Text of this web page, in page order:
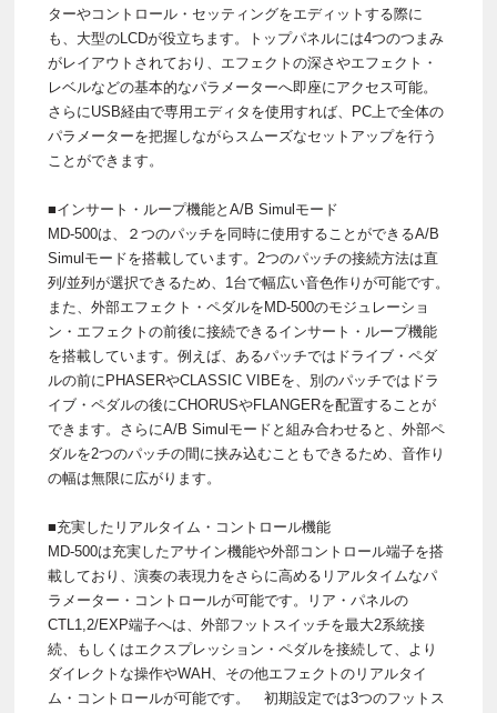
ターやコントロール・セッティングをエディットする際に
も、大型のLCDが役立ちます。トップパネルには4つのつまみ
がレイアウトされており、エフェクトの深さやエフェクト・
レベルなどの基本的なパラメーターへ即座にアクセス可能。
さらにUSB経由で専用エディタを使用すれば、PC上で全体の
パラメーターを把握しながらスムーズなセットアップを行う
ことができます。
■インサート・ループ機能とA/B Simulモード
MD-500は、２つのパッチを同時に使用することができるA/B
Simulモードを搭載しています。2つのパッチの接続方法は直
列/並列が選択できるため、1台で幅広い音色作りが可能です。
また、外部エフェクト・ペダルをMD-500のモジュレーショ
ン・エフェクトの前後に接続できるインサート・ループ機能
を搭載しています。例えば、あるパッチではドライブ・ペダ
ルの前にPHASERやCLASSIC VIBEを、別のパッチではドラ
イブ・ペダルの後にCHORUSやFLANGERを配置することが
できます。さらにA/B Simulモードと組み合わせると、外部ペ
ダルを2つのパッチの間に挟み込むこともできるため、音作り
の幅は無限に広がります。
■充実したリアルタイム・コントロール機能
MD-500は充実したアサイン機能や外部コントロール端子を搭
載しており、演奏の表現力をさらに高めるリアルタイムなパ
ラメーター・コントロールが可能です。リア・パネルの
CTL1,2/EXP端子へは、外部フットスイッチを最大2系統接
続、もしくはエクスプレッション・ペダルを接続して、より
ダイレクトな操作やWAH、その他エフェクトのリアルタイ
ム・コントロールが可能です。 初期設定では3つのフットス